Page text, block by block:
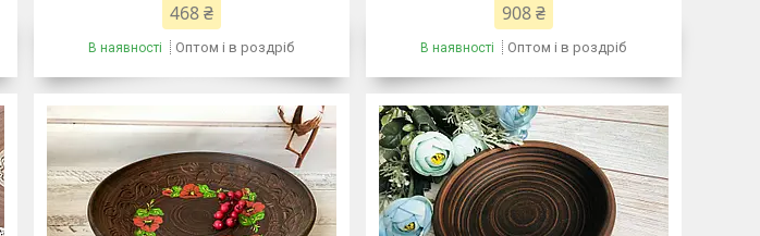
468 ₴
В наявності Оптом і в роздріб
908 ₴
В наявності Оптом і в роздріб